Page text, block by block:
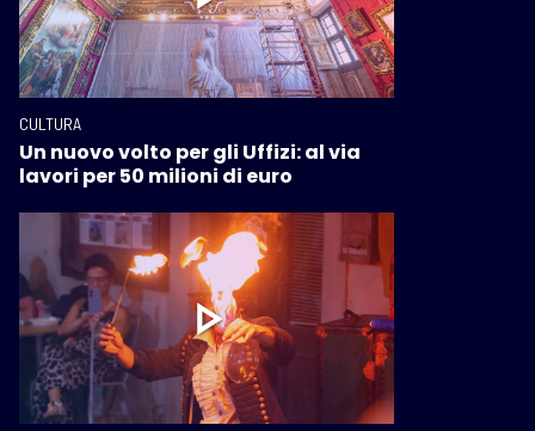
CULTURA
Un nuovo volto per gli Uffizi: al via
lavori per 50 milioni di euro